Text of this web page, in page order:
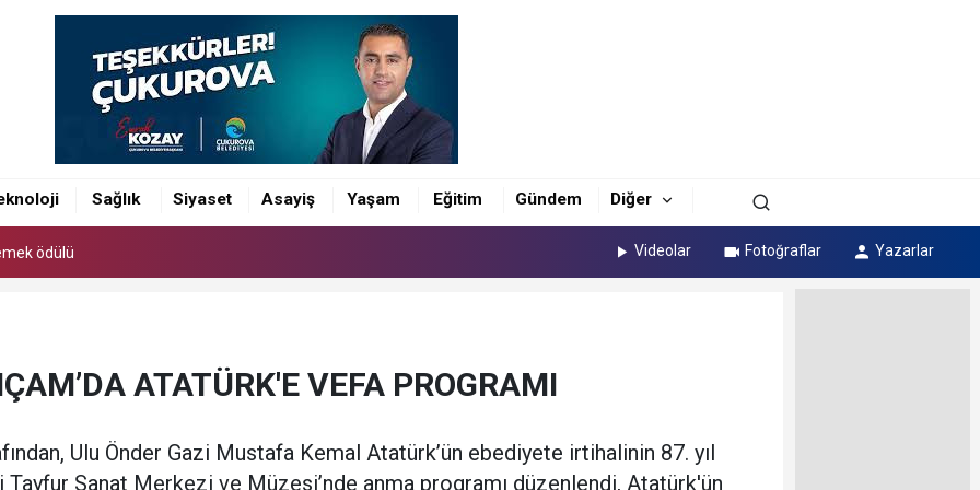
Sağlık Siyaset Asayiş Yaşam Eğitim Gündem Diğer
ödülü
ödülü
Videolar Fotoğraflar Yazarlar
ATATÜRK'E VEFA PROGRAMI
Ulu Önder Gazi Mustafa Kemal Atatürk’ün ebediyete irtihalinin 87. yıl
Tayfur Sanat Merkezi ve Müzesi’nde anma programı düzenlendi, Atatürk'ün